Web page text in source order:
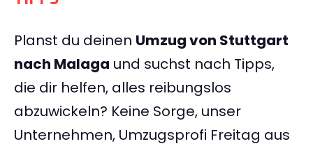
Planst du deinen Umzug von Stuttgart
nach Malaga und suchst nach Tipps,
die dir helfen, alles reibungslos
abzuwickeln? Keine Sorge, unser
Unternehmen, Umzugsprofi Freitag aus